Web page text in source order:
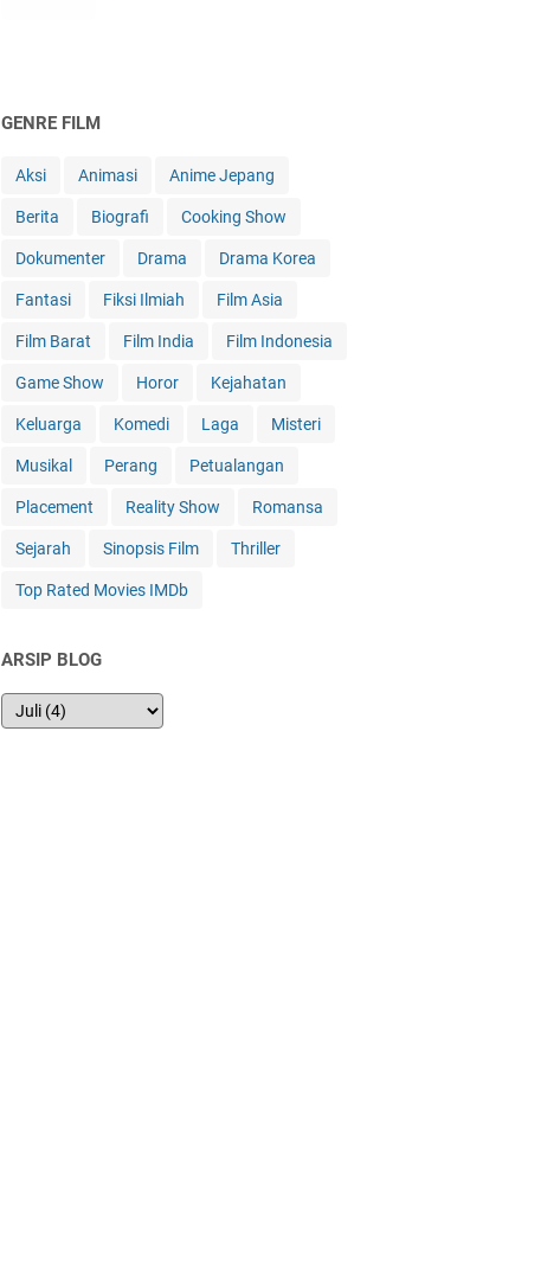
GENRE FILM
Aksi Animasi Anime Jepang
Berita Biografi Cooking Show
Dokumenter Drama Drama Korea
Fantasi Fiksi Ilmiah Film Asia
Film Barat Film India Film Indonesia
Game Show Horor Kejahatan
Keluarga Komedi Laga Misteri
Musikal Perang Petualangan
Placement Reality Show Romansa
Sejarah Sinopsis Film Thriller
Top Rated Movies IMDb
ARSIP BLOG